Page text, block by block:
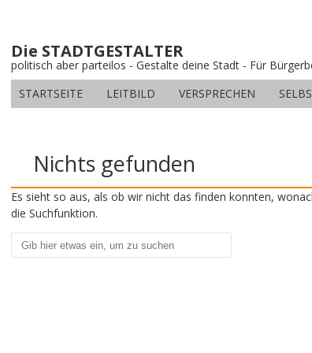
Die STADTGESTALTER
politisch aber parteilos - Gestalte deine Stadt - Für
STARTSEITE
LEITBILD VERSPRECHEN
Nichts gefunden
Es sieht so aus, als ob wir nicht das finden konnten,
die Suchfunktion.
Suchen